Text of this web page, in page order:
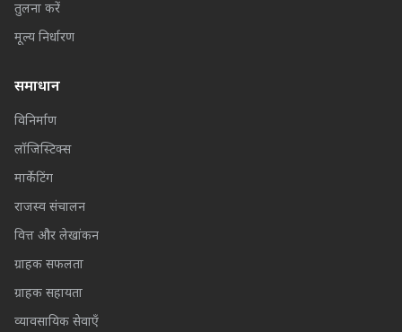
तुलना करें
मूल्य निर्धारण
समाधान
विनिर्माण
लॉजिस्टिक्स
मार्केटिंग
राजस्व संचालन
वित्त और लेखांकन
ग्राहक सफलता
ग्राहक सहायता
व्यावसायिक सेवाएँ